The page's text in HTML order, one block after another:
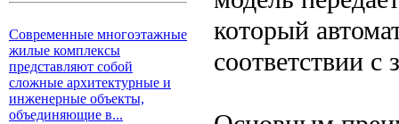
Современные многоэтажные
жилые комплексы
представляют собой
сложные архитектурные и
инженерные объекты,
объединяющие в...
который
соответствии